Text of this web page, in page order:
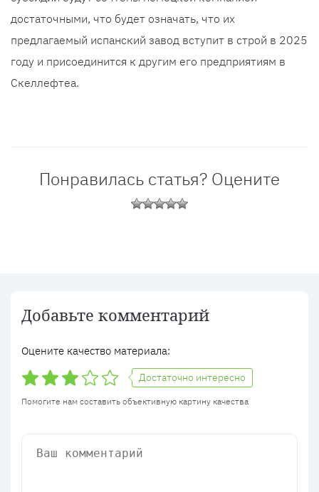
достаточными, что будет означать, что их
предлагаемый испанский завод вступит в строй в 2025
году и присоединится к другим его предприятиям в
Скеллефтеа.
Понравилась статья? Оцените
Добавьте комментарий
Оцените качество материала:
Достаточно интересно
Помогите нам составить объективную картину качества